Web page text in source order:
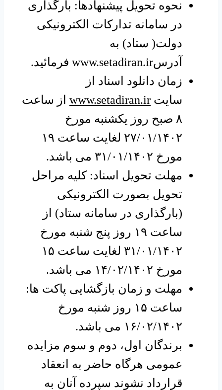
نحوه تحویل پیشنهادها: بارگذاری
در سامانه تدارکات الکترونیکی
دولت( ستاد) به
آدرسwww.setadiran.ir فرمائید.
زمان دانلود اسناد از
سایت www.setadiran.ir از ساعت
۸ صبح روز یکشنبه مورخ
۲۷/۰۱/۱۴۰۲ لغایت ساعت ۱۹
مورخ ۳۱/۰۱/۱۴۰۲ می باشد.
مهلت تحویل اسناد: کلیه مراحل
تحویل بصورت الکترونیکی
(بارگذاری در سامانه ستاد) از
ساعت ۱۹ روز پنج شنبه مورخ
۳۱/۰۱/۱۴۰۲ لغایت ساعت ۱۵
مورخ ۱۴/۰۲/۱۴۰۲ می باشد.
مهلت و زمان بازگشایی پاکت ها:
ساعت ۱۵ روز شنبه مورخ
۱۶/۰۲/۱۴۰۲ می باشد.
برندگان اول، دوم و سوم مزایده
عمومی هرگاه حاضر به انعقاد
قرارداد نشوند سپرده آنان به